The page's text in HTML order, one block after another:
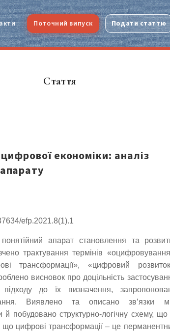
Поточний випуск Подати статтю
Стаття
економіки: аналіз
efp.2021.8(1).1
апарат становлення та
трактування термінів
трансформації», «цифровий
висновок про доцільність
підходу до їх визначення,
Виявлено та описано зв’язки
побудовано структурно-логічну схему, що
що цифрові трансформації – це